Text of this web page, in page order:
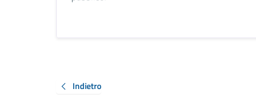
Indietro